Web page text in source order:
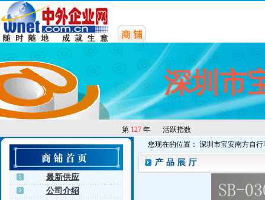
深圳市
第 127 年 活跃指数
最新供应
公司介绍
您现在的位置： 深圳市宝安南方自